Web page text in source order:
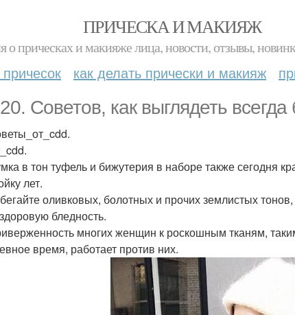
ПРИЧЕСКА И МАКИЯЖ
о прическах и макияже лица, новости, отзывы,
как делать прически и макияж
Советов, как выглядеть всегда
в тон туфель и бижутерия в наборе также сегодня
лет.
оливковых, болотных и прочих землистых
бледность.
многих женщин к роскошным тканям,
время, работает против них.